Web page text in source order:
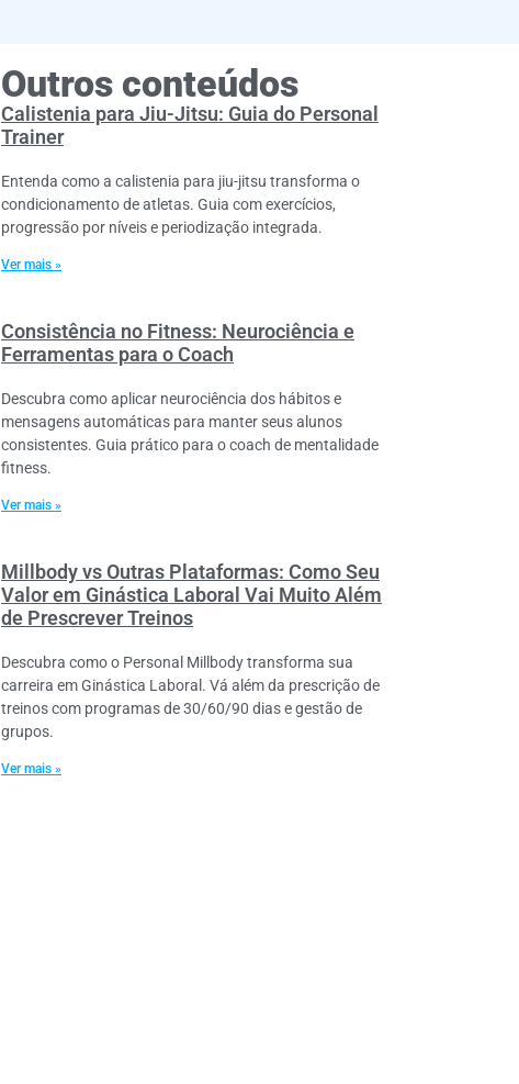
Outros conteúdos
Calistenia para Jiu-Jitsu: Guia do Personal
Trainer
Entenda como a calistenia para jiu-jitsu transforma o
condicionamento de atletas. Guia com exercícios,
progressão por níveis e periodização integrada.
Ver mais »
Consistência no Fitness: Neurociência e
Ferramentas para o Coach
Descubra como aplicar neurociência dos hábitos e
mensagens automáticas para manter seus alunos
consistentes. Guia prático para o coach de mentalidade
fitness.
Ver mais »
Millbody vs Outras Plataformas: Como Seu
Valor em Ginástica Laboral Vai Muito Além
de Prescrever Treinos
Descubra como o Personal Millbody transforma sua
carreira em Ginástica Laboral. Vá além da prescrição de
treinos com programas de 30/60/90 dias e gestão de
grupos.
Ver mais »